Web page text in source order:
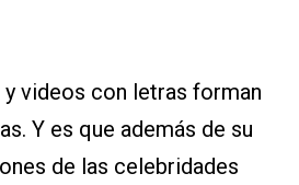
videos con letras forman
Y es que además de su
de las celebridades